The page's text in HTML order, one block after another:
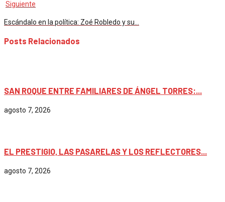
Siguiente
Escándalo en la política: Zoé Robledo y su…
Posts Relacionados
SAN ROQUE ENTRE FAMILIARES DE ÁNGEL TORRES:...
agosto 7, 2026
EL PRESTIGIO, LAS PASARELAS Y LOS REFLECTORES...
agosto 7, 2026